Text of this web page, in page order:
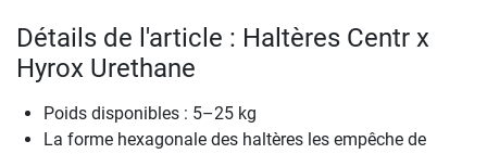
Détails de l'article : Haltères Centr x
Hyrox Urethane
Poids disponibles : 5–25 kg
La forme hexagonale des haltères les empêche de